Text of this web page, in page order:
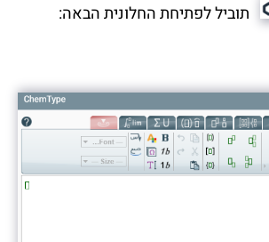
תוביל לפתיחת החלונית הבאה: